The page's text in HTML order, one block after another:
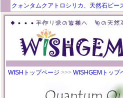
クォンタムクアトロシリカ、天然石ビ
WISHトップページ >>> WISHGEMトップ